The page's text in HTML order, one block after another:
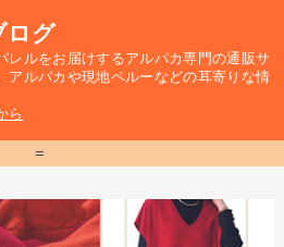
ログ
レルをお届けするアルパカ専門の通販サ
アルパカや現地ペルーなどの耳寄りな情
ら
=